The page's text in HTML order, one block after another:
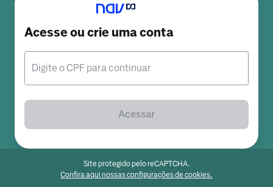
Acesse ou crie uma conta
Digite o CPF para continuar
Acessar
Site protegido pelo reCAPTCHA.
Confira aqui nossas configurações de cookies.